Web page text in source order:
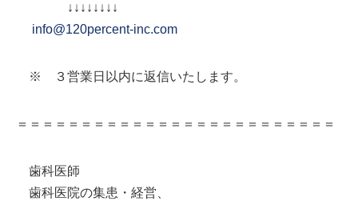
↓↓↓↓↓↓↓↓
info@120percent-inc.com
※ ３営業日以内に返信いたします。
＝＝＝＝＝＝＝＝＝＝＝＝＝＝＝＝＝＝＝＝＝＝＝＝＝
歯科医師
歯科医院の集患・経営、